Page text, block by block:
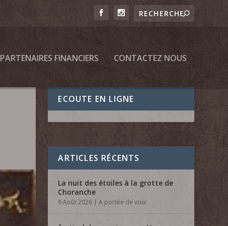
PARTENAIRES FINANCIERS CONTACTEZ NOUS
ECOUTE EN LIGNE
ARTICLES RÉCENTS
La nuit des étoiles à la grotte de
Choranche
6 Août 2026 |A portée de voix